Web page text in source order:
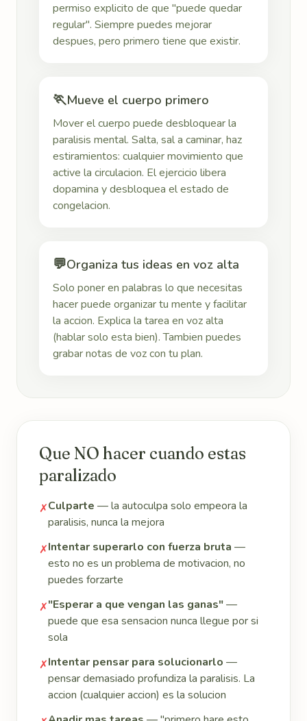
permiso explicito de que "puede quedar
regular". Siempre puedes mejorar
despues, pero primero tiene que existir.
🏃Mueve el cuerpo primero
Mover el cuerpo puede desbloquear la
paralisis mental. Salta, sal a caminar, haz
estiramientos: cualquier movimiento que
active la circulacion. El ejercicio libera
dopamina y desbloquea el estado de
congelacion.
💬Organiza tus ideas en voz alta
Solo poner en palabras lo que necesitas
hacer puede organizar tu mente y facilitar
la accion. Explica la tarea en voz alta
(hablar solo esta bien). Tambien puedes
grabar notas de voz con tu plan.
Que NO hacer cuando estas
paralizado
✗Culparte — la autoculpa solo empeora la
paralisis, nunca la mejora
✗Intentar superarlo con fuerza bruta —
esto no es un problema de motivacion, no
puedes forzarte
✗"Esperar a que vengan las ganas"—
puede que esa sensacion nunca llegue por si
sola
✗Intentar pensar para solucionarlo —
pensar demasiado profundiza la paralisis. La
accion (cualquier accion) es la solucion